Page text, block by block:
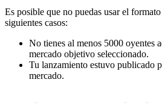
Es posible que no puedas usar el
siguientes casos:
No tienes al menos 5000 oyentes
mercado objetivo seleccionado.
Tu lanzamiento estuvo publicado
mercado.